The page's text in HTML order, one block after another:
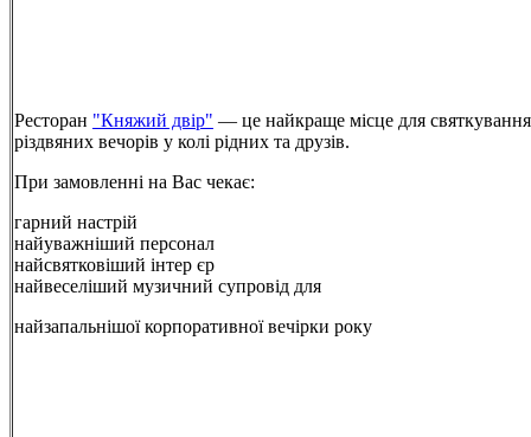
Ресторан "Княжий двір" — це найкраще місце для
різдвяних вечорів у колі рідних та друзів.
При замовленні на Вас чекає:
гарний настрій
найуважніший персонал
найсвятковіший інтер єр
найвеселіший музичний супровід для
найзапальнішої корпоративної вечірки року